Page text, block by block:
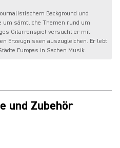
Background und
um sämtliche Themen rund um
Gitarrenspiel versucht er mit
Erzeugnissen auszugleichen. Er lebt
Europas in Sachen Musik.
und Zubehör